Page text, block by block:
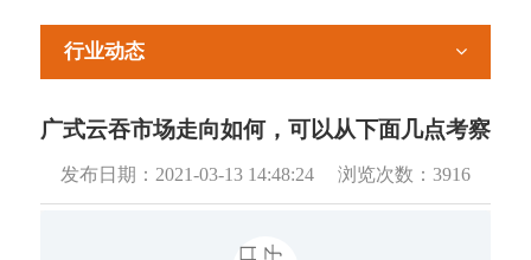
行业动态
广式云吞市场走向如何，可以从下面几点考察
发布日期： 2021-03-13 14:48:24 浏览次数： 3916